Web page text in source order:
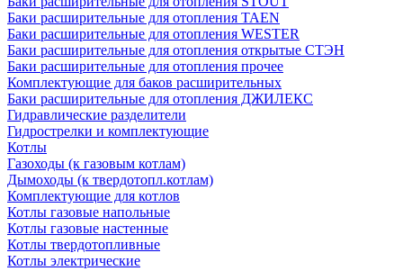
Баки расширительные для отопления TAEN
Баки расширительные для отопления WESTER
Баки расширительные для отопления открытые СТЭН
Баки расширительные для отопления прочее
Комплектующие для баков расширительных
Баки расширительные для отопления ДЖИЛЕКС
Гидравлические разделители
Гидрострелки и комплектующие
Котлы
Газоходы (к газовым котлам)
Дымоходы (к твердотопл.котлам)
Комплектующие для котлов
Котлы газовые напольные
Котлы газовые настенные
Котлы твердотопливные
Котлы электрические